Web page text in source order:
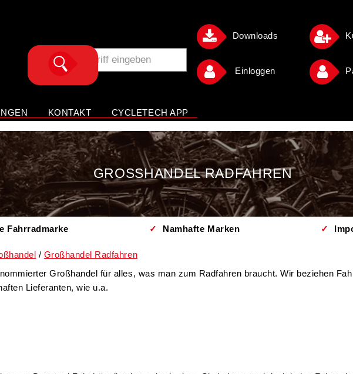
Downloads
Einloggen
KONTAKT CYCLETECH APP
GROSSHANDEL RADFAHREN
Fahrradmarke ✓ Namhafte Marken ✓
Großhandel Radfahren
Großhandel für alles, was man zum Radfahren braucht. Wir beziehen
Lieferanten, wie u.a.